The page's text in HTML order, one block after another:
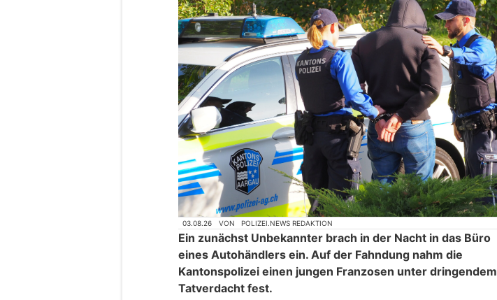
03.08.26 VON POLIZEI.NEWS REDAKTION
Ein zunächst Unbekannter brach in der Nacht in das Büro
eines Autohändlers ein. Auf der Fahndung nahm die
Kantonspolizei einen jungen Franzosen unter dringendem
Tatverdacht fest.